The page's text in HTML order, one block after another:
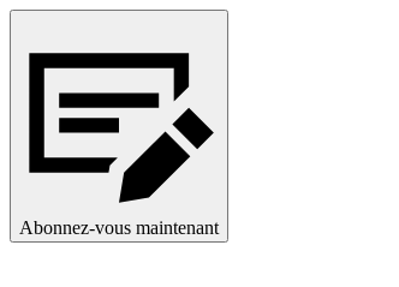
Abonnez-vous maintenant